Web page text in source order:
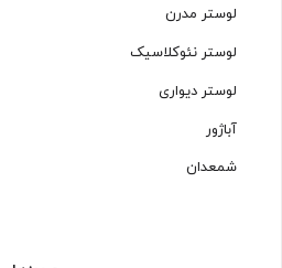
لوستر مدرن
لوستر نئوکلاسیک
لوستر دیواری
آباژور
شمعدان